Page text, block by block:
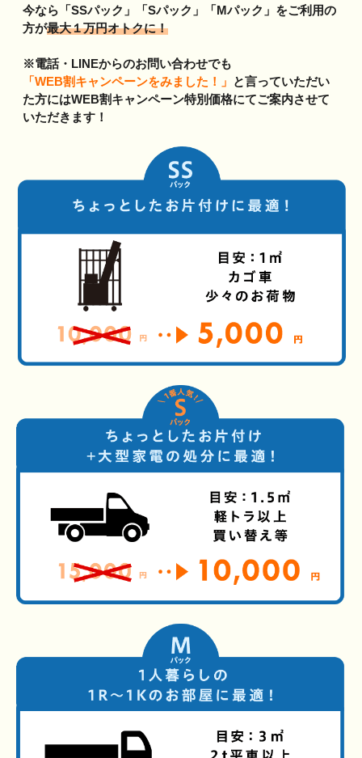
今なら「SSパック」「Sパック」「Mパック」をご利用の
方が最大１万円オトクに！
※電話・LINEからのお問い合わせでも
「WEB割キャンペーンをみました！」 と言っていただい
た方にはWEB割キャンペーン特別価格にてご案内させて
いただきます！